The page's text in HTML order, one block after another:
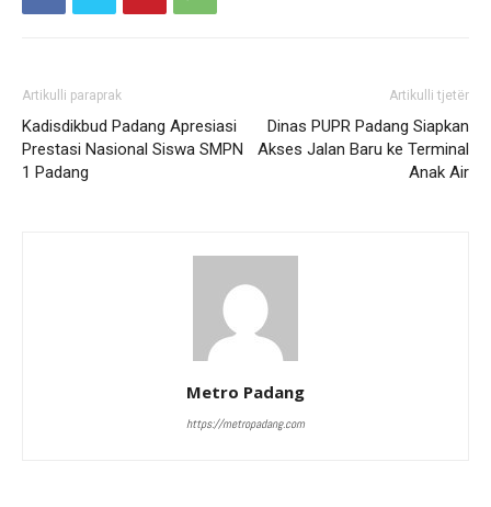
Artikulli paraprak
Kadisdikbud Padang Apresiasi
Prestasi Nasional Siswa SMPN
1 Padang
Artikulli tjetër
Dinas PUPR Padang Siapkan
Akses Jalan Baru ke Terminal
Anak Air
Metro Padang
https://metropadang.com